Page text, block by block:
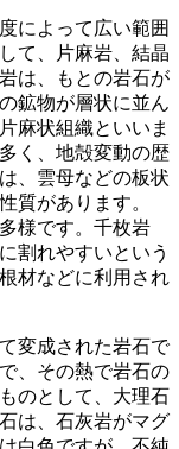
によって広い範囲
て、片麻岩、結晶
は、もとの岩石が
鉱物が層状に並ん
麻状組織といいま
く、地殻変動の歴
は、雲母などの板状
質があります。
様です。 千枚岩
割れやすいという
材などに利用され
変成された岩石で
、その熱で岩石の
のとして、大理石
は、石灰岩がマグ